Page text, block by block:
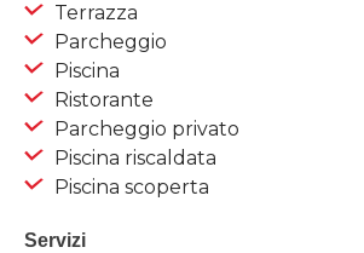
Terrazza
Parcheggio
Piscina
Ristorante
Parcheggio privato
Piscina riscaldata
Piscina scoperta
Servizi